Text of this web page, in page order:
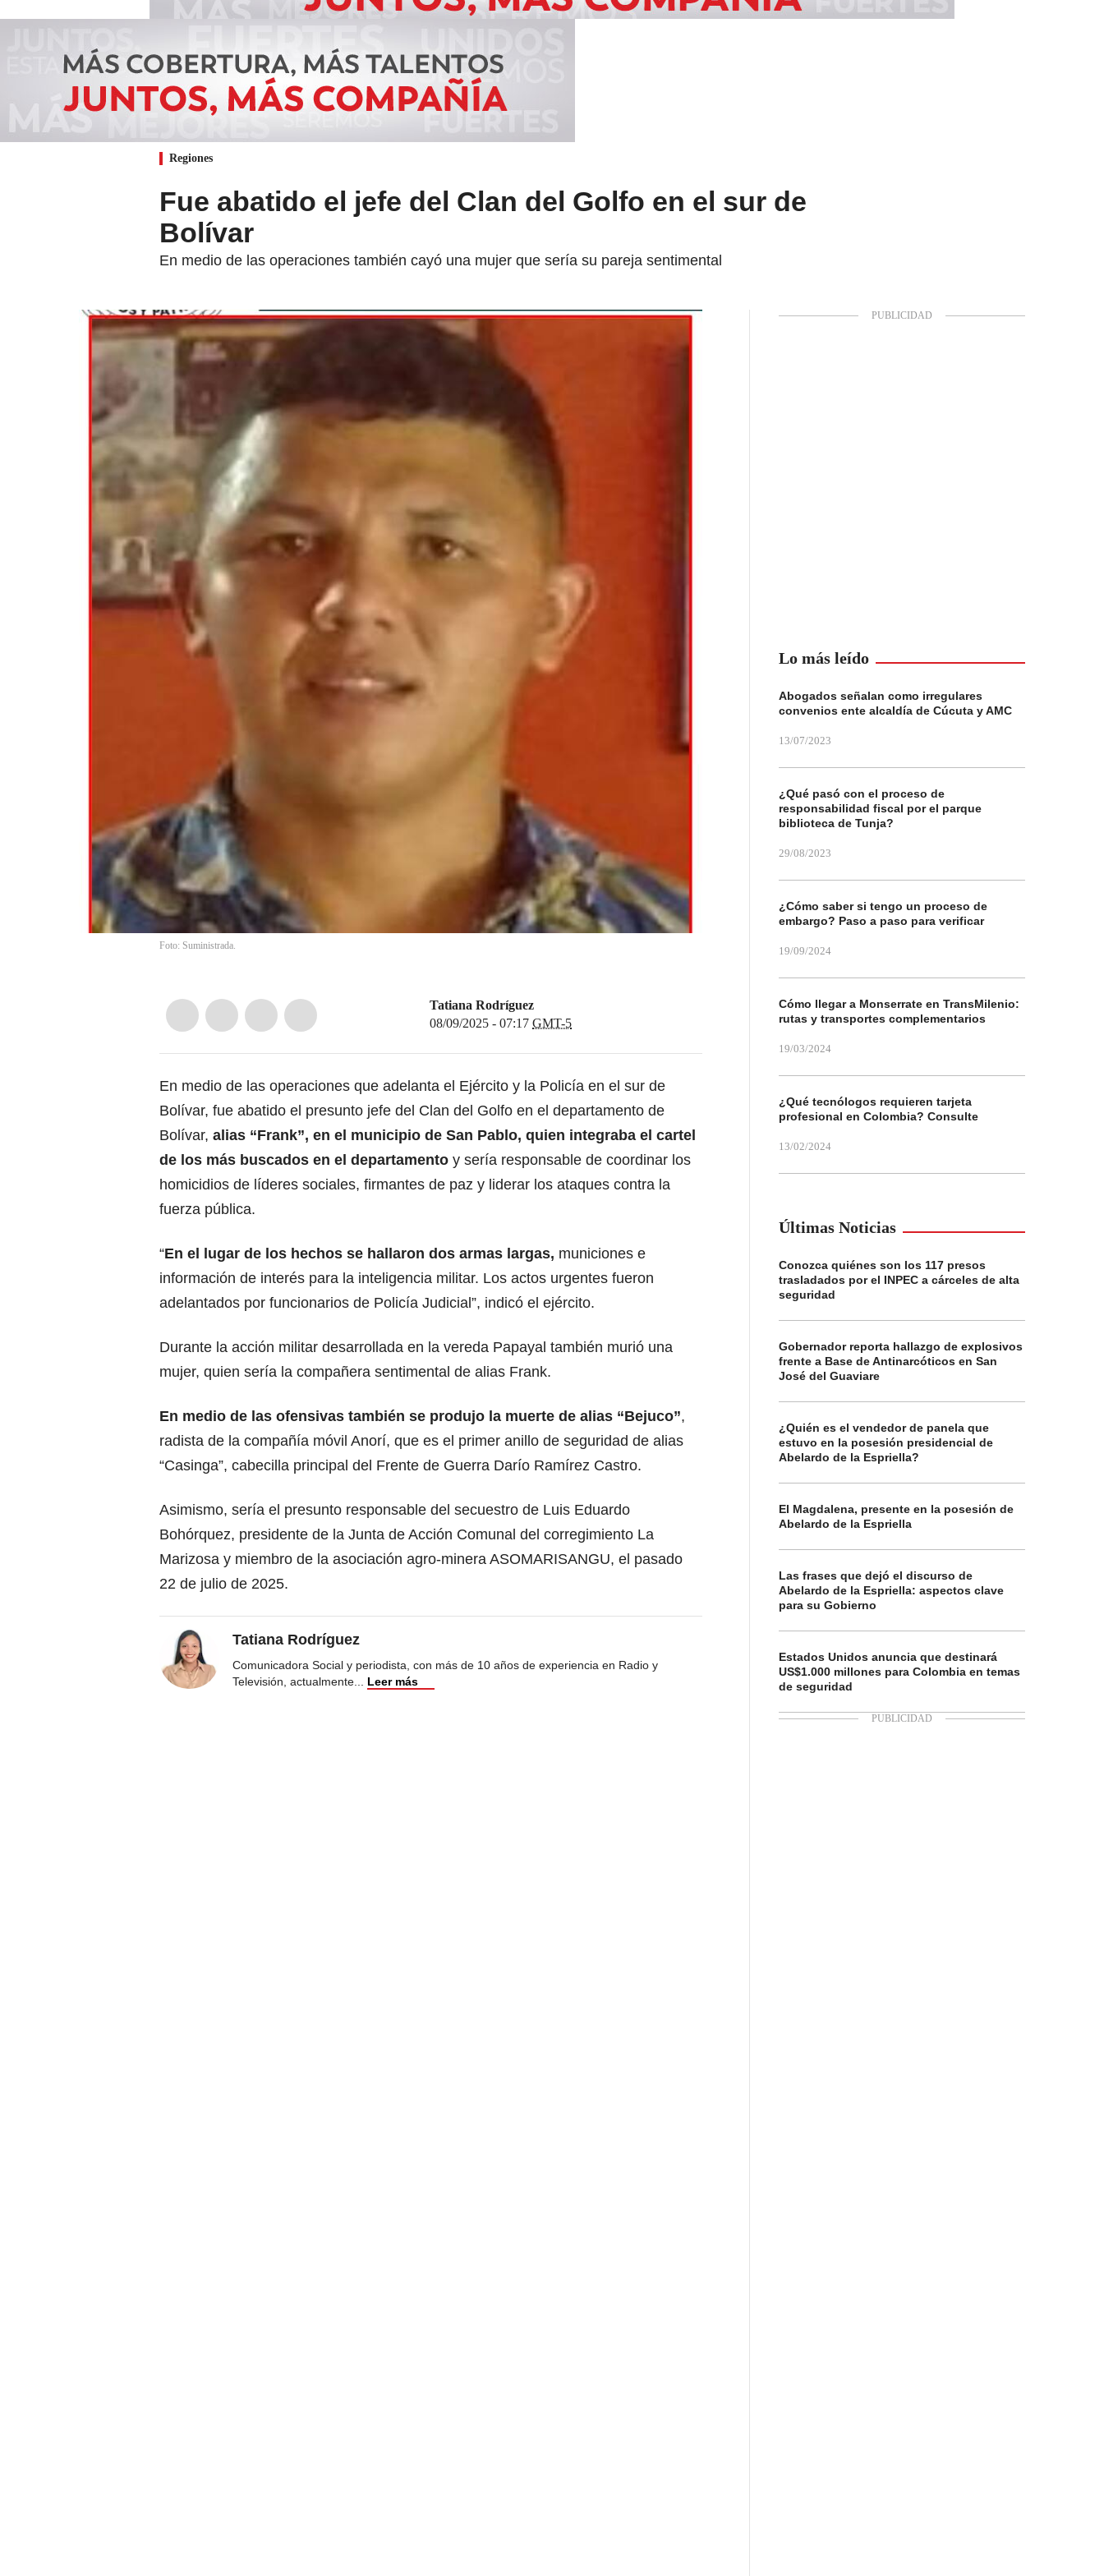
Regiones
Fue abatido el jefe del Clan del Golfo en el sur de
Bolívar
En medio de las operaciones también cayó una mujer que sería su pareja sentimental
Foto: Suministrada.
Tatiana Rodríguez
08/09/2025 - 07:17 GMT-5
En medio de las operaciones que adelanta el Ejército y la Policía en el sur de
Bolívar, fue abatido el presunto jefe del Clan del Golfo en el departamento de
Bolívar, alias “Frank”, en el municipio de San Pablo, quien integraba el cartel
de los más buscados en el departamento y sería responsable de coordinar los
homicidios de líderes sociales, firmantes de paz y liderar los ataques contra la
fuerza pública.
“En el lugar de los hechos se hallaron dos armas largas, municiones e
información de interés para la inteligencia militar. Los actos urgentes fueron
adelantados por funcionarios de Policía Judicial”, indicó el ejército.
Durante la acción militar desarrollada en la vereda Papayal también murió una
mujer, quien sería la compañera sentimental de alias Frank.
En medio de las ofensivas también se produjo la muerte de alias “Bejuco”,
radista de la compañía móvil Anorí, que es el primer anillo de seguridad de alias
“Casinga”, cabecilla principal del Frente de Guerra Darío Ramírez Castro.
Asimismo, sería el presunto responsable del secuestro de Luis Eduardo
Bohórquez, presidente de la Junta de Acción Comunal del corregimiento La
Marizosa y miembro de la asociación agro-minera ASOMARISANGU, el pasado
22 de julio de 2025.
Tatiana Rodríguez
Comunicadora Social y periodista, con más de 10 años de experiencia en Radio y
Televisión, actualmente
Leer más
Lo más leído
Abogados señalan como irregulares
convenios ente alcaldía de Cúcuta y AMC
13/07/2023
¿Qué pasó con el proceso de
responsabilidad fiscal por el parque
biblioteca de Tunja?
29/08/2023
¿Cómo saber si tengo un proceso de
embargo? Paso a paso para verificar
19/09/2024
Cómo llegar a Monserrate en TransMilenio:
rutas y transportes complementarios
19/03/2024
¿Qué tecnólogos requieren tarjeta
profesional en Colombia? Consulte
13/02/2024
Últimas Noticias
Conozca quiénes son los 117 presos
trasladados por el INPEC a cárceles de alta
seguridad
Gobernador reporta hallazgo de explosivos
frente a Base de Antinarcóticos en San
José del Guaviare
¿Quién es el vendedor de panela que
estuvo en la posesión presidencial de
Abelardo de la Espriella?
El Magdalena, presente en la posesión de
Abelardo de la Espriella
Las frases que dejó el discurso de
Abelardo de la Espriella: aspectos clave
para su Gobierno
Estados Unidos anuncia que destinará
US$1.000 millones para Colombia en temas
de seguridad